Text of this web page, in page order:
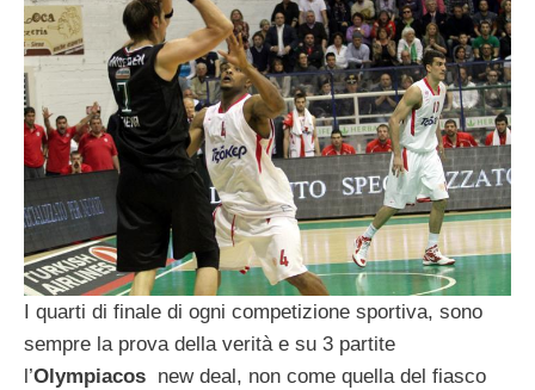
I quarti di finale di ogni competizione sportiva, sono
sempre la prova della verità e su 3 partite
l’Olympiacos new deal, non come quella del fiasco